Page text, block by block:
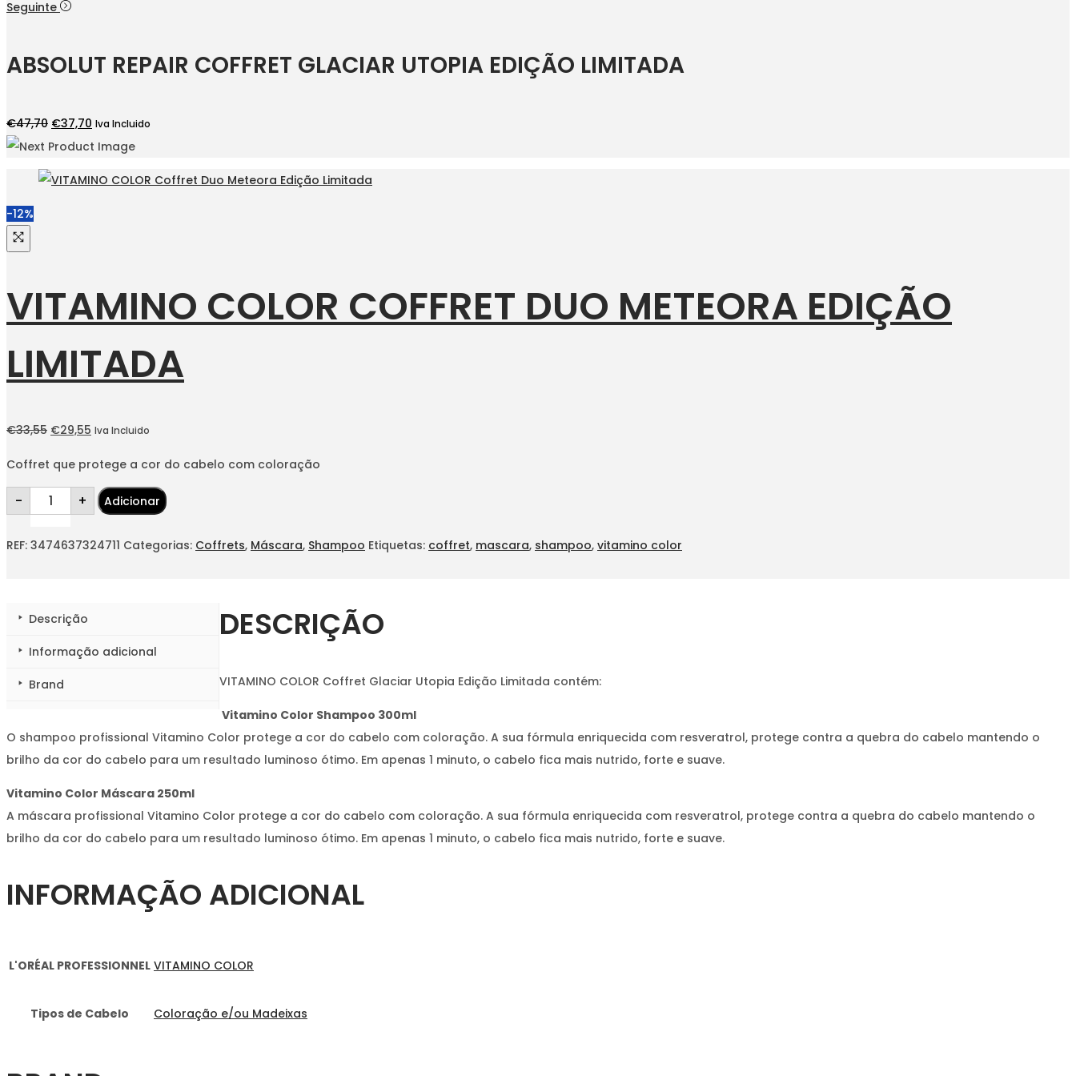
preço
€41,55.€35,50.
Seguinte
ABSOLUT REPAIR COFFRET GLACIAR UTOPIA EDIÇÃO LIMITADA
€47,70 O
preço
era:
€37,70 O
preço
é:
Iva Incluido
-12%
VITAMINO COLOR COFFRET DUO METEORA EDIÇÃO
LIMITADA
€33,55 O
original
era:
€33,55.
€29,55 O
atual
é:
€29,55.
Iva Incluido
Coffret que protege a cor do cabelo com coloração
- Quantidade
VITAMINO
Coffret
Duo
+ Adicionar
REF: 3474637324711 Categorias: Coffrets, Máscara, Shampoo Etiquetas: coffret, mascara, shampoo, vitamino color
Descrição
Informação adicional
Brand
DESCRIÇÃO
VITAMINO COLOR Coffret Glaciar Utopia Edição Limitada contém:
Vitamino Color Shampoo 300ml
O shampoo profissional Vitamino Color protege a cor do cabelo com coloração. A sua fórmula enriquecida com resveratrol, protege contra a quebra do cabelo mantendo o
brilho da cor do cabelo para um resultado luminoso ótimo. Em apenas 1 minuto, o cabelo fica mais nutrido, forte e suave.
Vitamino Color Máscara 250ml
A máscara profissional Vitamino Color protege a cor do cabelo com coloração. A sua fórmula enriquecida com resveratrol, protege contra a quebra do cabelo mantendo o
brilho da cor do cabelo para um resultado luminoso ótimo. Em apenas 1 minuto, o cabelo fica mais nutrido, forte e suave.
INFORMAÇÃO ADICIONAL
L'ORÉAL PROFESSIONNEL VITAMINO COLOR
Tipos de Cabelo Coloração e/ou Madeixas